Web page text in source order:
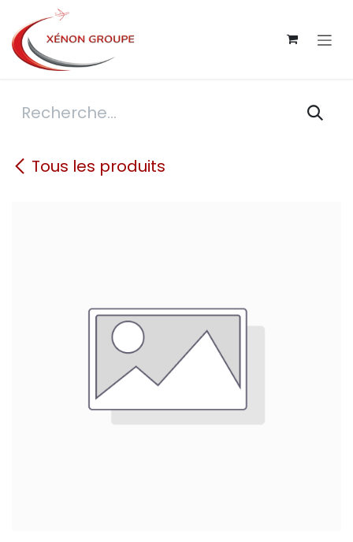
Se rendre au contenu
Tous les produits